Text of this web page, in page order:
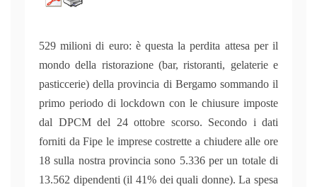
529 milioni di euro: è questa la perdita attesa per il
mondo della ristorazione (bar, ristoranti, gelaterie e
pasticcerie) della provincia di Bergamo sommando il
primo periodo di lockdown con le chiusure imposte
dal DPCM del 24 ottobre scorso. Secondo i dati
forniti da Fipe le imprese costrette a chiudere alle ore
18 sulla nostra provincia sono 5.336 per un totale di
13.562 dipendenti (il 41% dei quali donne). La spesa